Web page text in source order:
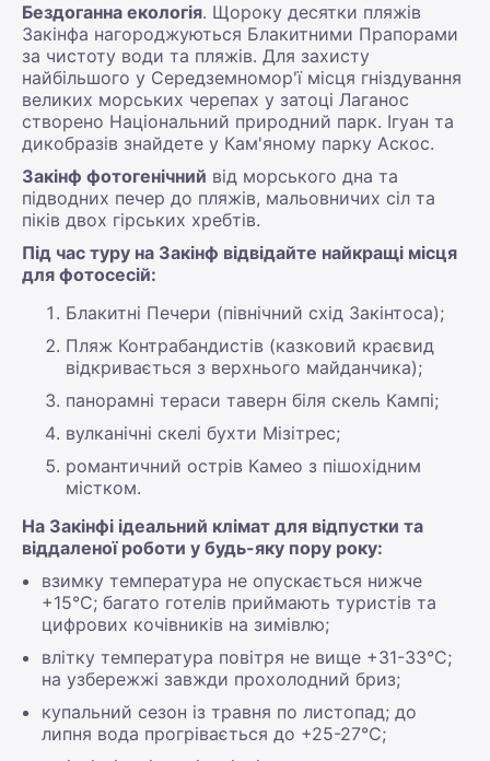
Бездоганна екологія. Щороку десятки пляжів
Закінфа нагороджуються Блакитними Прапорами
за чистоту води та пляжів. Для захисту
найбільшого у Середземномор'ї місця гніздування
великих морських черепах у затоці Лаганос
створено Національний природний парк. Ігуан та
дикобразів знайдете у Кам'яному парку Аскос.
Закінф фотогенічний від морського дна та
підводних печер до пляжів, мальовничих сіл та
піків двох гірських хребтів.
Під час туру на Закінф відвідайте найкращі місця
для фотосесій:
Блакитні Печери (північний схід Закінтоса);
Пляж Контрабандистів (казковий краєвид
відкривається з верхнього майданчика);
панорамні тераси таверн біля скель Кампі;
вулканічні скелі бухти Мізітрес;
романтичний острів Камео з пішохідним
містком.
На Закінфі ідеальний клімат для відпустки та
віддаленої роботи у будь-яку пору року:
взимку температура не опускається нижче
+15°С; багато готелів приймають туристів та
цифрових кочівників на зимівлю;
влітку температура повітря не вище +31-33°С;
на узбережжі завжди прохолодний бриз;
купальний сезон із травня по листопад; до
липня вода прогрівається до +25-27°С;